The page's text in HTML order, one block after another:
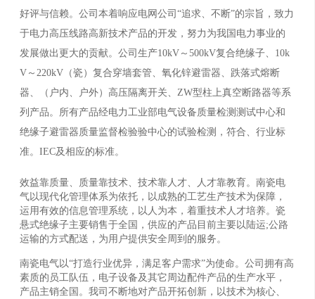
好评与信赖。公司本着响应电网公司“追求、不断”的宗旨，致力
于电力高压线路高新技术产品的开发，努力为我国电力事业的
发展做出更大的贡献。公司生产10kV～500kV复合绝缘子、10k
V～220kV（瓷）复合穿墙套管、氧化锌避雷器、跌落式熔断
器、（户内、户外）高压隔离开关、ZW型柱上真空断路器等系
列产品。所有产品经电力工业部电气设备质量检测测试中心和
绝缘子避雷器质量监督检验验中心的试验检测，符合、行业标
准。IEC及相应的标准。
效益靠质量、质量靠技术、技术靠人才、人才靠教育。南瓷电
气以现代化管理体系为依托，以成熟的工艺生产技术为保障，
运用有效的信息管理系统，以人为本，着重技术人才培养。瓷
悬式绝缘子主要销售于全国，供应的产品目前主要以陆运;公路
运输的方式配送，为用户提供安全周到的服务。
南瓷电气以“打造行业优异，满足客户需求”为使命。公司拥有高
素质的员工队伍，电子设备及其它周边配件产品的生产水平，
产品主销全国。我司不断地对产品开拓创新，以技术为核心、